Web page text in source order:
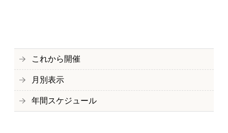
これから開催
月別表示
年間スケジュール